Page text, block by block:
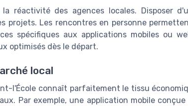
réactivité des agences locales. Disposer
projets. Les rencontres en personne
spécifiques aux applications mobiles ou
optimisés dès le départ.
local
l'École connaît parfaitement le tissu
Par exemple, une application mobile